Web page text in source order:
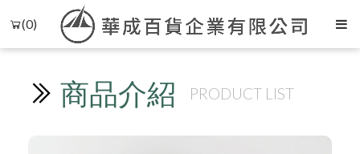
(0)
商品介紹 PRODUCT LIST